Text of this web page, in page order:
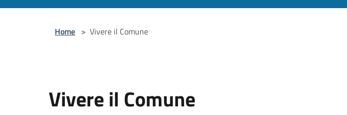
Home > Vivere il Comune
Vivere il Comune